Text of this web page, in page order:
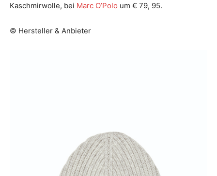
Kaschmirwolle, bei Marc O’Polo um € 79, 95.
© Hersteller & Anbieter